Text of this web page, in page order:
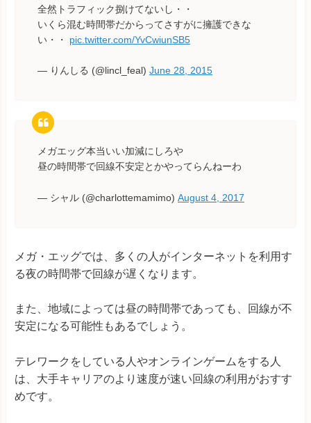
全然トラフィック捌けてないし・・
いくら混む時間帯だからってさすがに擁護できな
い・・ pic.twitter.com/YvCwiunSB5
— りんしる (@lincl_feal) June 28, 2015
メガエッグ本当いい加減にしろや
昼の時間帯で回線不安定とかやってらんねーわ
— シャル (@charlottemamimo) August 4, 2017
メガ・エッグでは、多くの人がインターネットを利用す
る夜の時間帯で回線が遅くなります。
また、地域によっては昼の時間帯であっても、回線が不
安定になる可能性もあるでしょう。
テレワークをしている人やオンラインゲームをする人
は、大手キャリアのより速度が速い回線の利用がおすす
めです。